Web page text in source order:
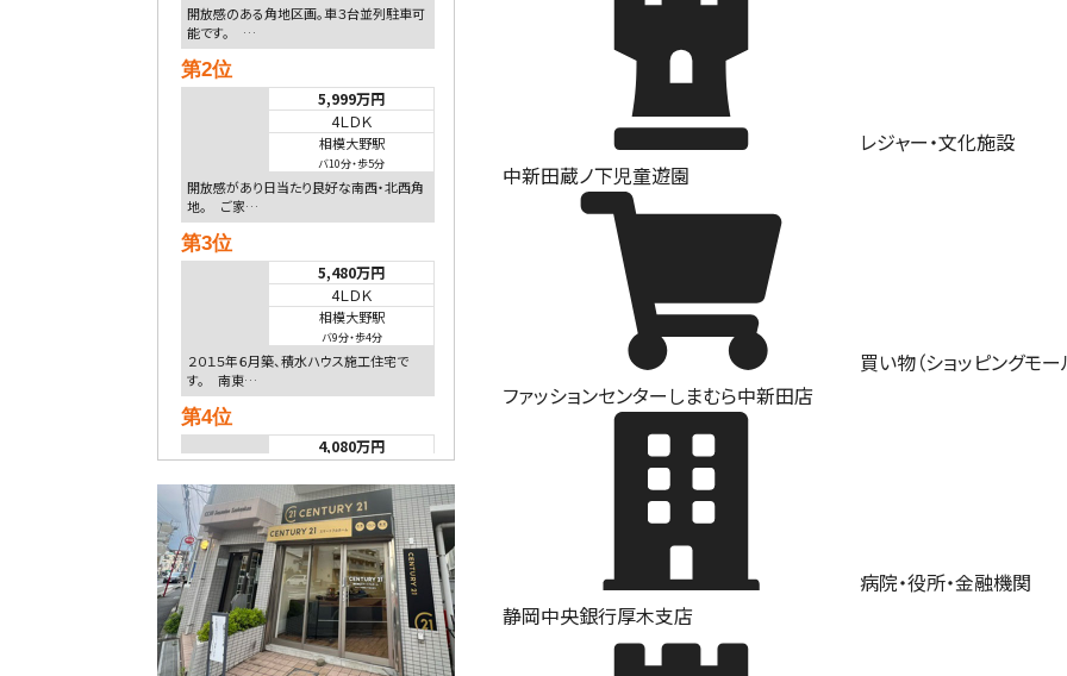
開放感のある角地区画。車３台並列駐車可
能です。 …
第2位
5,999万円
4ＬＤＫ
相模大野駅
バ10分・歩5分
開放感があり日当たり良好な南西・北西角
地。 ご家…
第3位
5,480万円
4ＬＤＫ
相模大野駅
バ9分・歩4分
２０１５年６月築、積水ハウス施工住宅で
す。 南東…
第4位
4,080万円
淵野辺駅
歩17分
南側道路に面しており日当たり良好。 キ
ッチンから…
第5位
3,680万円
4ＬＤＫ
橋本駅
レジャー・文化施設
中新田蔵ノ下児童遊園
買い物（ショッピングモー
ファッションセンターしまむら中新田店
病院・役所・金融機関
静岡中央銀行厚木支店